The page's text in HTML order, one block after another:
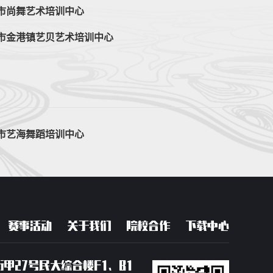
尚舞艺术培训中心
金港镇艺贝艺术培训中心
艺海舞蹈培训中心
赛事活动 关于我们 院校合作 下载中心
27号民大综合楼F1、B1